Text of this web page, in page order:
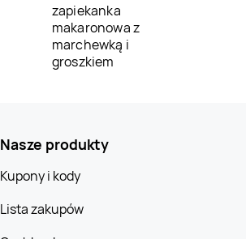
zapiekanka
makaronowa z
marchewką i
groszkiem
Nasze produkty
Kupony i kody
Lista zakupów